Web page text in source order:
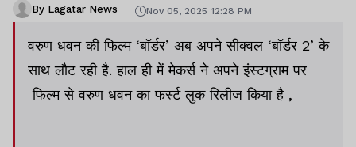
By Lagatar News Nov 05, 2025 12:28 PM
वरुण धवन की फिल्म ‘बॉर्डर’ अब अपने सीक्वल ‘बॉर्डर 2’ के
साथ लौट रही है. हाल ही में मेकर्स ने अपने इंस्टग्राम पर
फिल्म से वरुण धवन का फर्स्ट लुक रिलीज किया है ,